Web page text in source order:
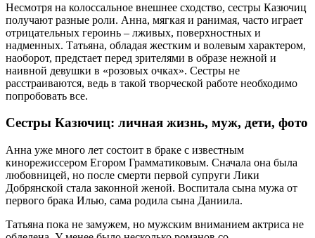
Несмотря на колоссальное внешнее сходство, сестры Казючиц
получают разные роли. Анна, мягкая и ранимая, часто играет
отрицательных героинь – лживых, поверхностных и
надменных. Татьяна, обладая жестким и волевым характером,
наоборот, предстает перед зрителями в образе нежной и
наивной девушки в «розовых очках». Сестры не
расстраиваются, ведь в такой творческой работе необходимо
попробовать все.
Сестры Казючиц: личная жизнь, муж, дети, фото
Анна уже много лет состоит в браке с известным
кинорежиссером Егором Грамматиковым. Сначала она была
любовницей, но после смерти первой супруги Лики
Добрянской стала законной женой. Воспитала сына мужа от
первого брака Илью, сама родила сына Даниила.
Татьяна пока не замужем, но мужским вниманием актриса не